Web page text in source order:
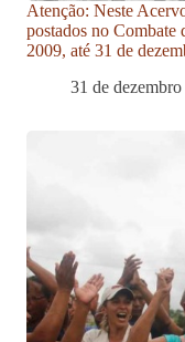
Atenção: Neste
postados no Combate
2009, até 31 de
31 de